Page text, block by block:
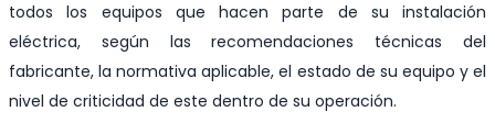
todos los equipos que hacen parte de su instalación
eléctrica, según las recomendaciones técnicas del
fabricante, la normativa aplicable, el estado de su equipo y el
nivel de criticidad de este dentro de su operación.